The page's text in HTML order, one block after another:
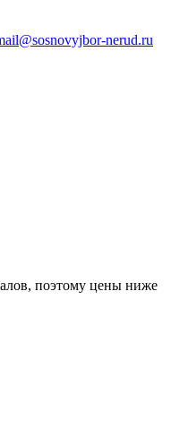
nerud.ru
поэтому цены ниже